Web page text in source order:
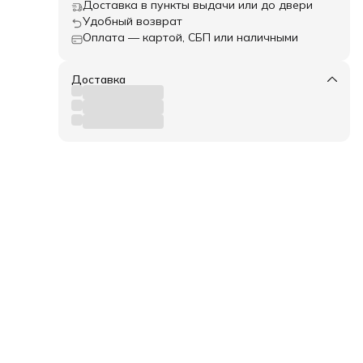
и
Доставка в пункты выдачи или до двери
Удобный возврат
Оплата — картой, СБП или наличными
Доставка